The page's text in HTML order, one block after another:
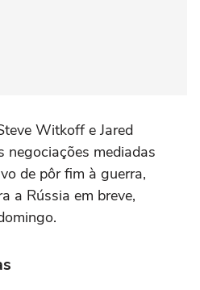
Witkoff ⁠e Jared
negociações mediadas
de ⁠pôr fim à guerra,
a Rússia em breve,